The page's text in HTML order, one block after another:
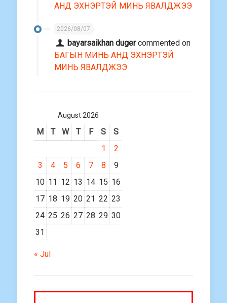
АНД ЭХНЭРТЭЙ МИНЬ ЯВАЛДЖЭЭ
2026/08/07
bayarsaikhan dugercommented on
БАГЫН МИНЬ АНД ЭХНЭРТЭЙ
МИНЬ ЯВАЛДЖЭЭ
August 2026
M T W T F S
S
1
2
3
4 5 6 7 8
9
10 11 12 13 14 15 16
17 18 19 20 21 22 23
24 25 26 27 28 29 30
31
« Jul